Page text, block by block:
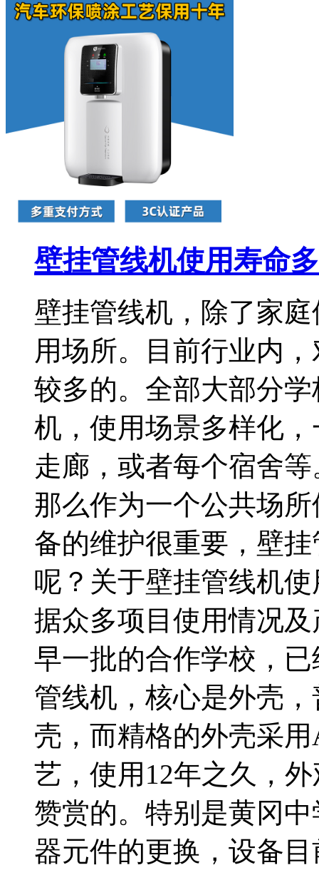
壁挂管线机使用寿命
壁挂管线机，除了家
用场所。目前行业内
较多的。全部大部分
机，使用场景多样化
走廊，或者每个宿舍
那么作为一个公共场
备的维护很重要，壁
呢？关于壁挂管线机
据众多项目使用情况
早一批的合作学校，
管线机，核心是外壳
壳，而精格的外壳采
艺，使用12年之久，
赞赏的。特别是黄冈
器元件的更换，设备